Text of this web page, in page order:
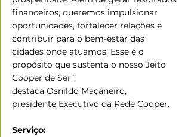
financeiros, queremos impulsionar
oportunidades, fortalecer relações e
contribuir para o bem-estar das
cidades onde atuamos. Esse é o
propósito que sustenta o nosso Jeito
Cooper de Ser”,
destaca Osnildo Maçaneiro,
presidente Executivo da Rede Cooper.
Serviço: